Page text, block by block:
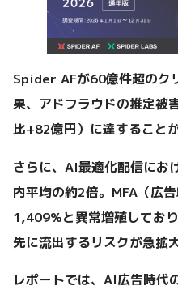
Spider AFが60億件超のク
果、アドフラウドの推定被
比+82億円）に達すること
さらに、AI最適化配信にお
内平均の約2倍。MFA（広
1,409%と異常増殖してお
先に流出するリスクが急拡
レポートでは、AI広告時代